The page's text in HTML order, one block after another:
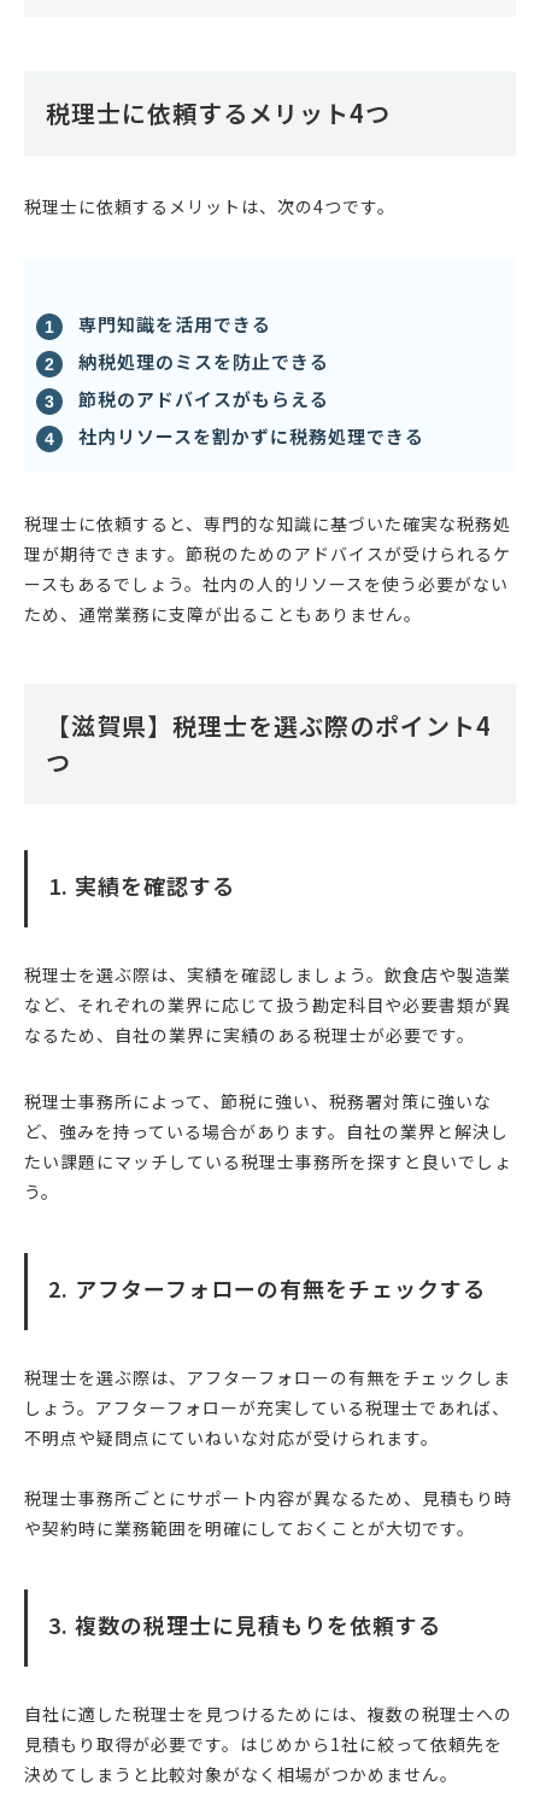
税理士に依頼するメリット4つ
税理士に依頼するメリットは、次の4つです。
専門知識を活用できる
納税処理のミスを防止できる
節税のアドバイスがもらえる
社内リソースを割かずに税務処理できる
税理士に依頼すると、専門的な知識に基づいた確実な税務処
理が期待できます。節税のためのアドバイスが受けられるケ
ースもあるでしょう。社内の人的リソースを使う必要がない
ため、通常業務に支障が出ることもありません。
【滋賀県】税理士を選ぶ際のポイント4
つ
1. 実績を確認する
税理士を選ぶ際は、実績を確認しましょう。飲食店や製造業
など、それぞれの業界に応じて扱う勘定科目や必要書類が異
なるため、自社の業界に実績のある税理士が必要です。
税理士事務所によって、節税に強い、税務署対策に強いな
ど、強みを持っている場合があります。自社の業界と解決し
たい課題にマッチしている税理士事務所を探すと良いでしょ
う。
2. アフターフォローの有無をチェックする
税理士を選ぶ際は、アフターフォローの有無をチェックしま
しょう。アフターフォローが充実している税理士であれば、
不明点や疑問点にていねいな対応が受けられます。
税理士事務所ごとにサポート内容が異なるため、見積もり時
や契約時に業務範囲を明確にしておくことが大切です。
3. 複数の税理士に見積もりを依頼する
自社に適した税理士を見つけるためには、複数の税理士への
見積もり取得が必要です。はじめから1社に絞って依頼先を
決めてしまうと比較対象がなく相場がつかめません。